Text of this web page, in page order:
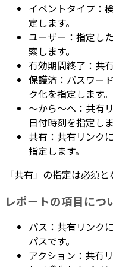
イベントタイプ：
定します。
ユーザー：指定し
索します。
有効期間終了：共
保護済：パスワー
ク化を指定します。
～から～へ：共有
日付時刻を指定しま
共有：共有リンク
指定します。
「共有」の指定は必須と
レポートの項目につ
パス：共有リンク
パスです。
アクション：共有